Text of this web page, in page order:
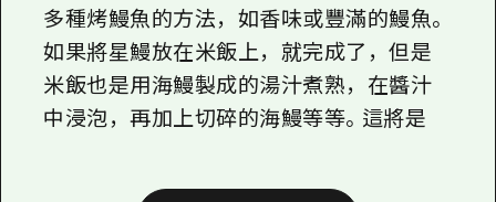
多種烤鰻魚的方法，如香味或豐滿的鰻魚。
如果將星鰻放在米飯上，就完成了，但是
米飯也是用海鰻製成的湯汁煮熟，在醬汁
中浸泡，再加上切碎的海鰻等等。這將是